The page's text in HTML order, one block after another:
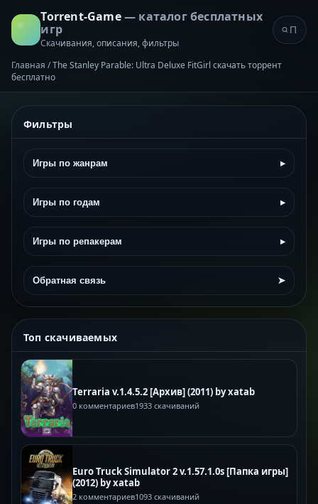
Torrent-Game— каталог бесплатных
игр
Скачивания, описания, фильтры
Главная /The Stanley Parable: Ultra Deluxe FitGirl скачать торрент
бесплатно
Фильтры
Игры по жанрам ▸
Игры по годам ▸
Игры по репакерам ▸
Обратная связь ➤
Топ скачиваемых
Terraria v.1.4.5.2 [Архив] (2011) by xatab
0 комментариев1933 скачиваний
Euro Truck Simulator 2 v.1.57.1.0s [Папка игры]
(2012) by xatab
2 комментариев1093 скачиваний